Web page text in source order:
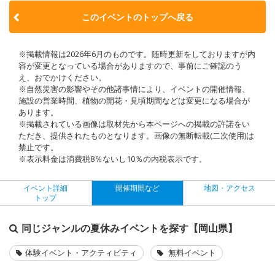
このイベントのトップへ戻る
※掲載情報は2026年6月のものです。随時更新をしておりますが内
容が変更となっている場合がありますので、事前にご確認のう
え、おでかけください。
※自然災害の影響やその他諸事情により、イベントの開催情報、
施設の営業時間、植物の開花・見頃期間などは変更になる場合が
あります。
※掲載されている画像は取材先から本ページへの掲載の許諾をい
ただき、提供されたものとなります。画像の無断転載(二次使用)は
禁止です。
※表示料金は消費税8％ないし10％の内税表示です。
イベント詳細
トップ
開催期間など 地図・アクセス
同じジャンルの夏休みイベントを探す【岡山県】
体験イベント・アクティビティ 無料イベント